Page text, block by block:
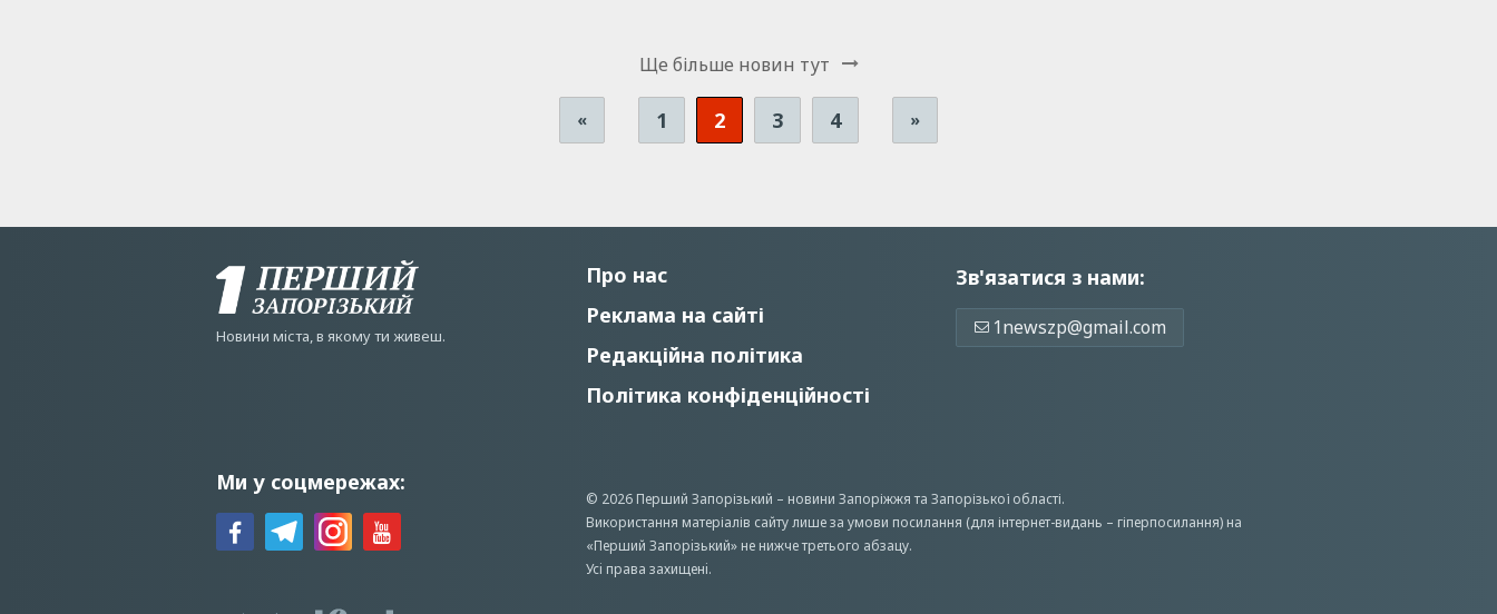
Ще бiльше новин тут
« 1 2 3 4 »
Новини мiста, в якому ти живеш.
Про нас
Реклама на сайті
Редакційна політика
Політика конфіденційності
Зв'язатися з нами:
1newszp@gmail.com
Ми у соцмережах:
© 2026 Перший Запорізький – новини Запоріжжята Запорізької області.
Використання матеріалів сайту лише за умови посилання (для інтернет-видань – гіперпосилання) на
«Перший Запорiзький» не нижче третього абзацу.
Усi права захищенi.